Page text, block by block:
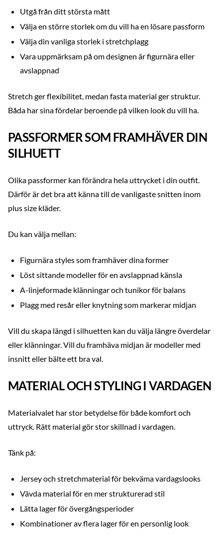
Utgå från ditt största mått
Välja en större storlek om du vill ha en lösare passform
Välja din vanliga storlek i stretchplagg
Vara uppmärksam på om designen är figurnära eller
avslappnad
Stretch ger flexibilitet, medan fasta material ger struktur.
Båda har sina fördelar beroende på vilken look du vill ha.
PASSFORMER SOM FRAMHÄVER DIN
SILHUETT
Olika passformer kan förändra hela uttrycket i din outfit.
Därför är det bra att känna till de vanligaste snitten inom
plus size kläder.
Du kan välja mellan:
Figurnära styles som framhäver dina former
Löst sittande modeller för en avslappnad känsla
A-linjeformade klänningar och tunikor för balans
Plagg med resår eller knytning som markerar midjan
Vill du skapa längd i silhuetten kan du välja längre överdelar
eller klänningar. Vill du framhäva midjan är modeller med
insnitt eller bälte ett bra val.
MATERIAL OCH STYLING I VARDAGEN
Materialvalet har stor betydelse för både komfort och
uttryck. Rätt material gör stor skillnad i vardagen.
Tänk på:
Jersey och stretchmaterial för bekväma vardagslooks
Vävda material för en mer strukturerad stil
Lätta lager för övergångsperioder
Kombinationer av flera lager för en personlig look